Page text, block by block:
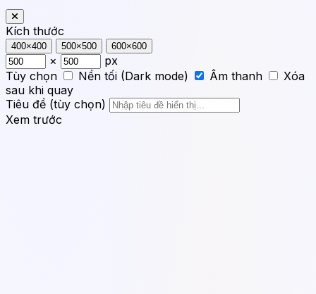
Kích thước
400×400 500×500 600×600
×
px
Tùy chọn
Nền tối (Dark mode) Âm thanh
Xóa
sau khi quay
Tiêu đề (tùy chọn)
Xem trước